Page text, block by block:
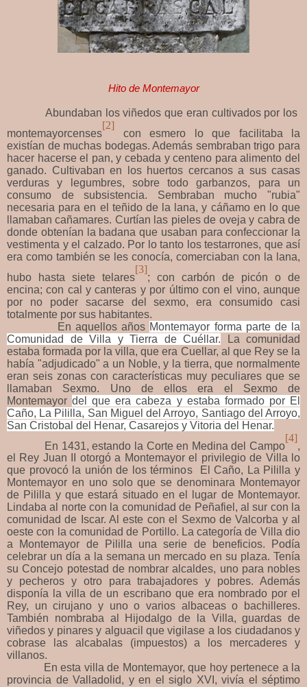
Hito de Montemayor
Abundaban los viñedos que eran cultivados por los
montemayorcenses
[2]
con esmero lo que facilitaba la
existían de muchas bodegas. Además sembraban trigo para
hacer hacerse el pan, y cebada y centeno para alimento del
ganado. Cultivaban en los huertos cercanos a sus casas
verduras y legumbres, sobre todo garbanzos, para un
consumo de subsistencia. Sembraban mucho "rubia"
necesaria para en el teñido de la lana, y cáñamo en lo que
llamaban cañamares. Curtían las pieles de oveja y cabra de
donde obtenían la badana que usaban para confeccionar la
vestimenta y el calzado. Por lo tanto los testarrones, que así
era como también se les conocía, comerciaban con la lana,
hubo hasta siete telares
[3]
; con carbón de picón o de
encina; con cal y canteras y por último con el vino, aunque
por no poder sacarse del sexmo, era consumido casi
totalmente por sus habitantes.
En aquellos años Montemayor forma parte de la
Comunidad de Villa y Tierra de Cuéllar. La comunidad
estaba formada por la villa, que era Cuellar, al que Rey se la
había "adjudicado" a un Noble, y la tierra, que normalmente
eran seis zonas con características muy peculiares que se
llamaban Sexmo. Uno de ellos era el Sexmo de
Montemayordel que era cabeza y estaba formado por El
Caño, La Pililla, San Miguel del Arroyo, Santiago del Arroyo,
San Cristobal del Henar, Casarejos y Vitoria del Henar.
En 1431, estando la Corte en Medina del Campo
[4]
,
el Rey Juan II otorgó a Montemayor el privilegio de Villa lo
que provocó la unión de los términos El Caño, La Pililla y
Montemayor en uno solo que se denominara Montemayor
de Pililla y que estará situado en el lugar de Montemayor.
Lindaba al norte con la comunidad de Peñafiel, al sur con la
comunidad de Iscar. Al este con el Sexmo de Valcorba y al
oeste con la comunidad de Portillo. La categoría de Villa dio
a Montemayor de Pililla una serie de beneficios. Podía
celebrar un día a la semana un mercado en su plaza. Tenía
su Concejo potestad de nombrar alcaldes, uno para nobles
y pecheros y otro para trabajadores y pobres. Además
disponía la villa de un escribano que era nombrado por el
Rey, un cirujano y uno o varios albaceas o bachilleres.
También nombraba al Hijodalgo de la Villa, guardas de
viñedos y pinares y alguacil que vigilase a los ciudadanos y
cobrase las alcabalas (impuestos) a los mercaderes y
villanos.
En esta villa de Montemayor, que hoy pertenece a la
provincia de Valladolid, y en el siglo XVI, vivía el séptimo